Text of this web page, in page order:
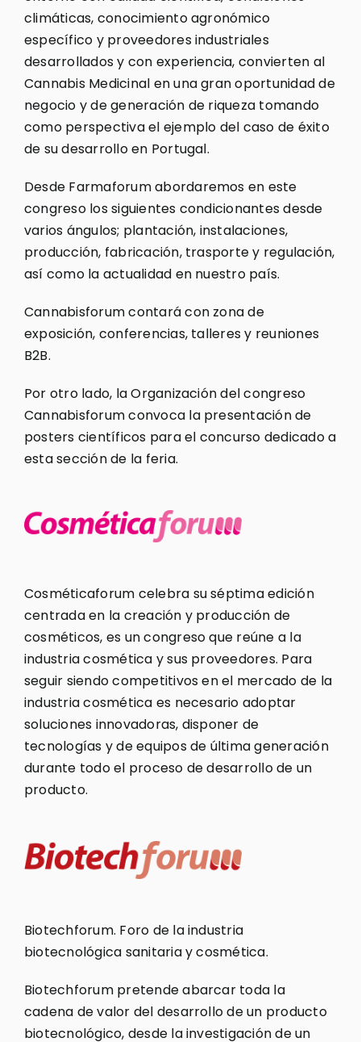
climáticas, conocimiento agronómico
específico y proveedores industriales
desarrollados y con experiencia, convierten al
Cannabis Medicinal en una gran oportunidad de
negocio y de generación de riqueza tomando
como perspectiva el ejemplo del caso de éxito
de su desarrollo en Portugal.
Desde Farmaforum abordaremos en este
congreso los siguientes condicionantes desde
varios ángulos; plantación, instalaciones,
producción, fabricación, trasporte y regulación,
así como la actualidad en nuestro país.
Cannabisforum contará con zona de
exposición, conferencias, talleres y reuniones
B2B.
Por otro lado, la Organización del congreso
Cannabisforum convoca la presentación de
posters científicos para el concurso dedicado a
esta sección de la feria.
Cosméticaforum celebra su séptima edición
centrada en la creación y producción de
cosméticos, es un congreso que reúne a la
industria cosmética y sus proveedores. Para
seguir siendo competitivos en el mercado de la
industria cosmética es necesario adoptar
soluciones innovadoras, disponer de
tecnologías y de equipos de última generación
durante todo el proceso de desarrollo de un
producto.
Biotechforum. Foro de la industria
biotecnológica sanitaria y cosmética.
Biotechforum pretende abarcar toda la
cadena de valor del desarrollo de un producto
biotecnológico, desde la investigación de un